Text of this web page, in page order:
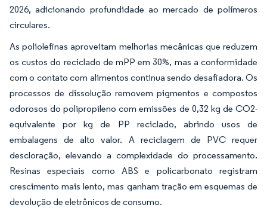
2026, adicionando profundidade ao mercado de polímeros
circulares.
As poliolefinas aproveitam melhorias mecânicas que reduzem
os custos do reciclado de mPP em 30%, mas a conformidade
com o contato com alimentos continua sendo desafiadora. Os
processos de dissolução removem pigmentos e compostos
odorosos do polipropileno com emissões de 0,32 kg de CO2-
equivalente por kg de PP reciclado, abrindo usos de
embalagens de alto valor. A reciclagem de PVC requer
descloração, elevando a complexidade do processamento.
Resinas especiais como ABS e policarbonato registram
crescimento mais lento, mas ganham tração em esquemas de
devolução de eletrônicos de consumo.